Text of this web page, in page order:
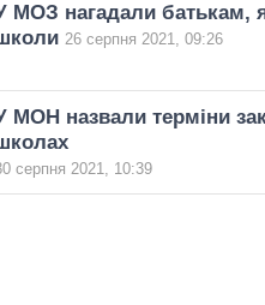
МОЗ нагадали батькам,
26 серпня 2021, 09:26
МОН назвали терміни
серпня 2021, 10:39